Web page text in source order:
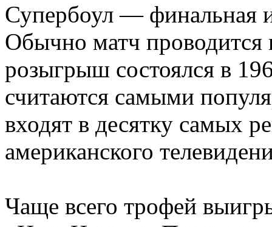
Супербоул — финальная
Обычно матч проводится
розыгрыш состоялся в
считаются самыми
входят в десятку самых
американского
Чаще всего трофей